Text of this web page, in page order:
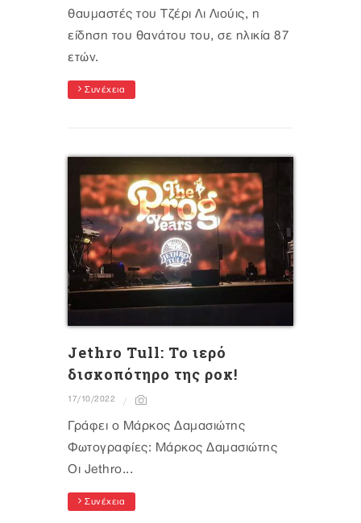
θαυμαστές του Τζέρι Λι Λιούις, η
είδηση του θανάτου του, σε ηλικία 87
ετών.
Συνέχεια
Jethro Tull: Το ιερό
δισκοπότηρο της ροκ!
17/10/2022
Γράφει ο Μάρκος Δαμασιώτης
Φωτογραφίες: Μάρκος Δαμασιώτης
Οι Jethro...
Συνέχεια